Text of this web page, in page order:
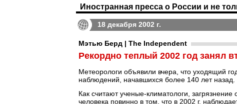
Иностранная пресса о России и не
18 декабря 2002 г.
Мэтью Берд | The Independent
Рекордно теплый 2002 год занял
Метеорологи объявили вчера, что уходящий
наблюдений, начавшихся более 140 лет назад.
Как считают ученые-климатологи,
человека повинно в том, что в 2002 г.